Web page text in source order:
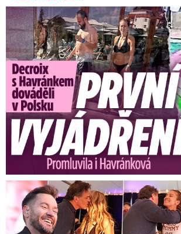
Exministryně s Havránkem dováděli v
Koncert Ztraceného na Letné: Jágr přišel s